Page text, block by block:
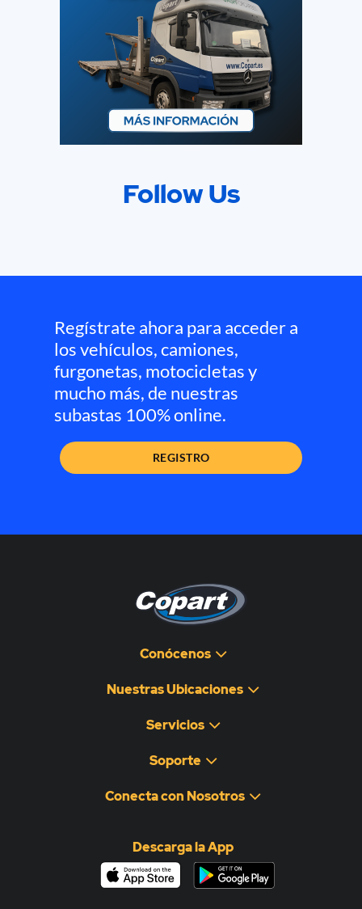
Follow Us
Regístrate ahora para acceder a
los vehículos, camiones,
furgonetas, motocicletas y
mucho más, de nuestras
subastas 100% online.
REGISTRO
Conócenos
Nuestras Ubicaciones
Servicios
Soporte
Conecta con Nosotros
Descarga la App